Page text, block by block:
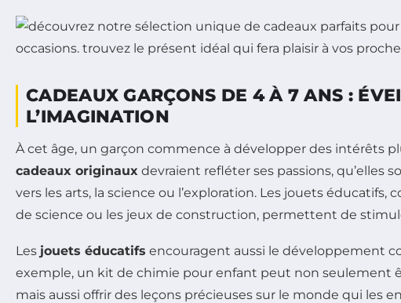
CADEAUX GARÇONS DE 4 À 7 ANS :
L’IMAGINATION
À cet âge, un garçon commence à développer des intérêts
cadeaux originaux devraient refléter ses passions, qu’elles
vers les arts, la science ou l’exploration. Les jouets éducatifs,
de science ou les jeux de construction, permettent de
Les jouets éducatifs encouragent aussi le développement
exemple, un kit de chimie pour enfant peut non seulement
mais aussi offrir des leçons précieuses sur le monde qui les